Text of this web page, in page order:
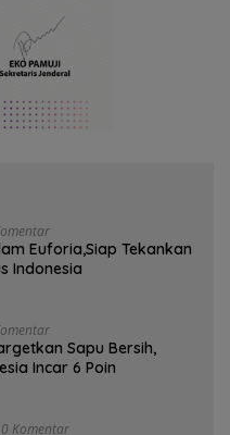
Euforia,Siap Tekankan
Indonesia
Sapu Bersih,
Incar 6 Poin
0 Komentar